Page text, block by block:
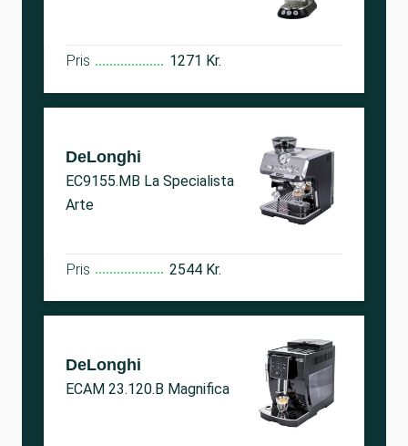
Pris 1271 Kr.
DeLonghi
EC9155.MB La Specialista
Arte
Pris 2544 Kr.
DeLonghi
ECAM 23.120.B Magnifica